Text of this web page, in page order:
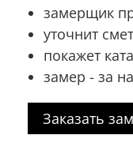
замерщик
уточнит
покажет
замер - за
Заказать